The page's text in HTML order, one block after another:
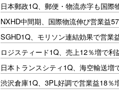
日本郵政1Q、郵便・物流赤字も国際
NXHD中間期、国際物流伸び営業益
SGHD1Q、モリソン連結効果で営業
ロジスティード1Q、売上12％増で利
日本トランスシティ1Q、海空輸送増
渋沢倉庫1Q、3PL好調で営業益18％